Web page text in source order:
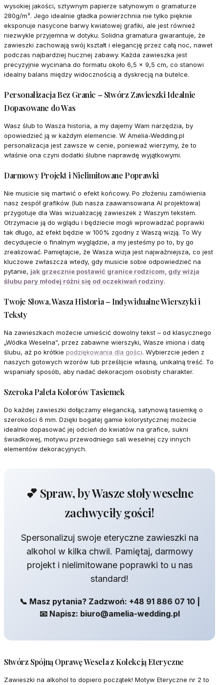
wysokiej jakości, sztywnym papierze satynowym o gramaturze
280g/m². Jego idealnie gładka powierzchnia nie tylko pięknie
eksponuje nasycone barwy kwiatowej grafiki, ale jest również
niezwykle przyjemna w dotyku. Solidna gramatura gwarantuje, że
zawieszki zachowają swój kształt i elegancję przez całą noc, nawet
podczas najbardziej hucznej zabawy. Każda zawieszka jest
precyzyjnie wycinana do formatu około 6,5 x 9,5 cm, co stanowi
idealny balans między widocznością a dyskrecją na butelce.
Personalizacja Bez Granic – Stwórz Zawieszki Idealnie
Dopasowane do Was
Wasz ślub to Wasza historia, a my dajemy Wam narzędzia, by
opowiedzieć ją w każdym elemencie. W Amelia-Wedding.pl
personalizacja jest zawsze w cenie, ponieważ wierzymy, że to
właśnie ona czyni dodatki ślubne naprawdę wyjątkowymi.
Darmowy Projekt i Nielimitowane Poprawki
Nie musicie się martwić o efekt końcowy. Po złożeniu zamówienia
nasz zespół grafików (lub nasza zaawansowana AI projektowa)
przygotuje dla Was wizualizację zawieszek z Waszym tekstem.
Otrzymacie ją do wglądu i będziecie mogli wprowadzać poprawki
tak długo, aż efekt będzie w 100% zgodny z Waszą wizją. To Wy
decydujecie o finalnym wyglądzie, a my jesteśmy po to, by go
zrealizować. Pamiętajcie, że Wasza wizja jest najważniejsza, co jest
kluczowe zwłaszcza wtedy, gdy musicie sobie odpowiedzieć na
pytanie, jak grzecznie postawić granice rodzicom, gdy wizja
ślubu pary młodej różni się od oczekiwań rodziny.
Twoje Słowa, Wasza Historia – Indywidualne Wierszyki i
Teksty
Na zawieszkach możecie umieścić dowolny tekst – od klasycznego
„Wódka Weselna”, przez zabawne wierszyki, Wasze imiona i datę
ślubu, aż po krótkie podziękowania dla gości. Wybierzcie jeden z
naszych gotowych wzorów lub prześlijcie własną, unikalną treść. To
wspaniały sposób, aby nadać dekoracjom osobisty charakter.
Szeroka Paleta Kolorów Tasiemek
Do każdej zawieszki dołączamy elegancką, satynową tasiemkę o
szerokości 6 mm. Dzięki bogatej gamie kolorystycznej możecie
idealnie dopasować jej odcień do kwiatów na grafice, sukni
świadkowej, motywu przewodniego sali weselnej czy innych
elementów dekoracyjnych.
💕 Spraw, by Wasze stoły weselne
zachwyciły gości!
Spersonalizuj swoje eteryczne zawieszki na
alkohol w kilka chwil. Pamiętaj, darmowy
projekt i nielimitowane poprawki to u nas
standard!
📞 Masz pytania? Zadzwoń: +48 91 886 07 10 |
📧 Napisz: biuro@amelia-wedding.pl
Stwórz Spójną Oprawę Wesela z Kolekcją Eteryczne
Zawieszki na alkohol to dopiero początek! Motyw Eteryczne nr 2 to